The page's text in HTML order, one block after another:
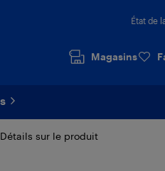
État de
Magasins
Détails sur le produit